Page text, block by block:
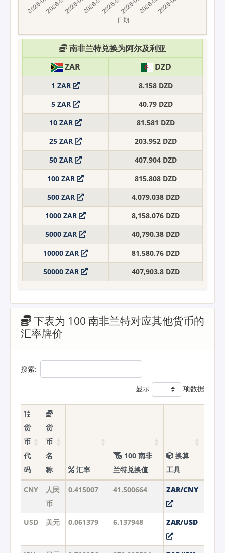
南非兰特兑换为阿尔及利亚
ZAR
DZD
1 ZAR
8.158 DZD
5 ZAR
40.79 DZD
10 ZAR
81.581 DZD
25 ZAR
203.952 DZD
50 ZAR
407.904 DZD
100 ZAR
815.808 DZD
500 ZAR
4,079.038 DZD
1000 ZAR
8,158.076 DZD
5000 ZAR
40,790.38 DZD
10000 ZAR
81,580.76 DZD
50000 ZAR
407,903.8 DZD
下表为 100 南非兰特对应其他货币的
汇率牌价
搜索:
显示 项数据
货
币
代
码
货
币
名
称
汇率
100 南非
兰特兑换值
换算
工具
CNY
人民
币
0.415007 41.500664 ZAR/CNY
USD 美元 0.061379 6.137948 ZAR/USD